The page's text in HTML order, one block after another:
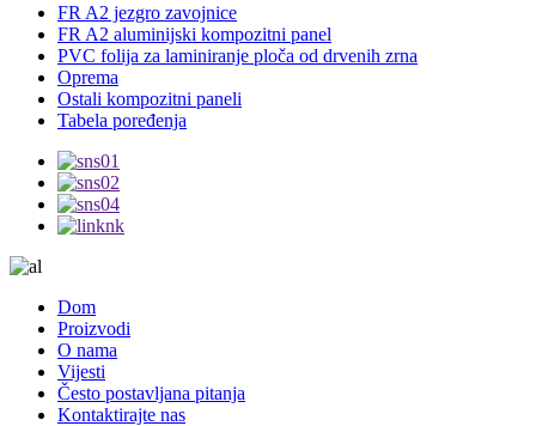
FR A2 jezgro zavojnice
FR A2 aluminijski kompozitni panel
PVC folija za laminiranje ploča od drvenih zrna
Oprema
Ostali kompozitni paneli
Tabela poređenja
Dom
Proizvodi
O nama
Vijesti
Često postavljana pitanja
Kontaktirajte nas